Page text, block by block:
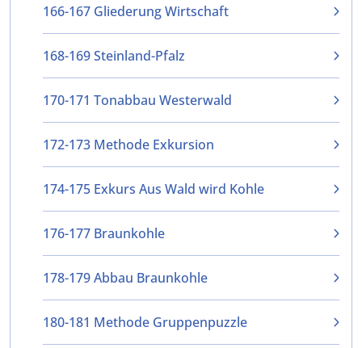
166-167 Gliederung Wirtschaft
168-169 Steinland-Pfalz
170-171 Tonabbau Westerwald
172-173 Methode Exkursion
174-175 Exkurs Aus Wald wird Kohle
176-177 Braunkohle
178-179 Abbau Braunkohle
180-181 Methode Gruppenpuzzle